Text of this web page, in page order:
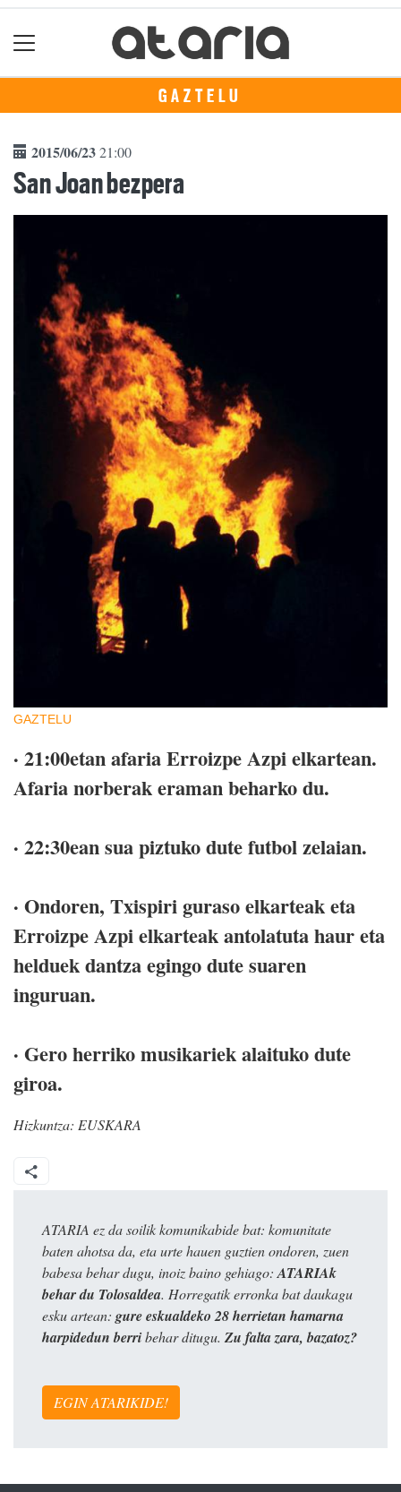
GAZTELU
2015/06/2321:00
San Joan bezpera
GAZTELU
· 21:00etan afaria Erroizpe Azpi elkartean.
Afaria norberak eraman beharko du.
· 22:30ean sua piztuko dute futbol zelaian.
· Ondoren, Txispiri guraso elkarteak eta
Erroizpe Azpi elkarteak antolatuta haur eta
helduek dantza egingo dute suaren
inguruan.
· Gero herriko musikariek alaituko dute
giroa.
Hizkuntza: EUSKARA
ATARIA ez da soilik komunikabide bat: komunitate
baten ahotsa da, eta urte hauen guztien ondoren, zuen
babesa behar dugu, inoiz baino gehiago: ATARIAk
behar du Tolosaldea. Horregatik erronka bat daukagu
esku artean: gure eskualdeko 28 herrietan hamarna
harpidedun berribehar ditugu. Zu falta zara, bazatoz?
EGIN ATARIKIDE!